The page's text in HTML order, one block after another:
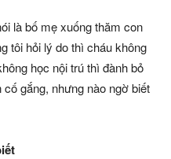
là bố mẹ xuống thăm con
tôi hỏi lý do thì cháu không
học nội trú thì đành bỏ
gắng, nhưng nào ngờ biết